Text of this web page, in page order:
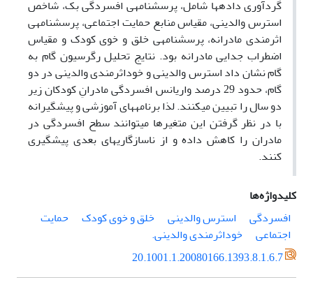
گردآوری داده­ها شامل، پرسشنامه­ی افسردگی بک، شاخص
استرس والدینی، مقیاس منابع حمایت اجتماعی، پرسشنامه­ی
اثرمندی مادرانه، پرسشنامه­ی خلق و خوی کودک و مقیاس
اضطراب جدایی مادرانه بود. نتایج تحلیل رگرسیون گام به
گام نشان داد استرس والدینی و خوداثرمندی والدینی در دو
گام، حدود 29 درصد واریانس افسردگی مادرانِ کودکان زیر
دو سال را تبیین می­کنند. لذا برنامه­های آموزشی و پیشگیرانه
با در نظر گرفتن این متغیرها می­توانند سطح افسردگی در
مادران را کاهش داده و از ناسازگاری­های بعدی پیشگیری
کنند.
کلیدواژه‌ها
افسردگی
استرس والدینی خلق و خوی کودک
حمایت
اجتماعی
خوداثرمندی والدینی‎.‎
20.1001.1.20080166.1393.8.1.6.7